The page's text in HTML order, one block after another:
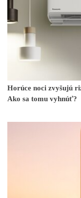
Horúce noci zvyšujú
Ako sa tomu vyhnúť?